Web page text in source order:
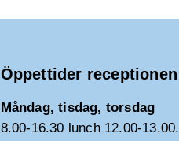
Öppettider receptionen
Måndag, tisdag, torsdag
8.00-16.30 lunch 12.00-13.00.